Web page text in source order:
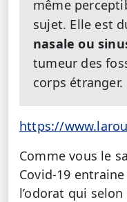
même
sujet. Elle est
nasale ou
tumeur des
corps étranger.
https://
Comme vous le
Covid-19
l’odorat qui